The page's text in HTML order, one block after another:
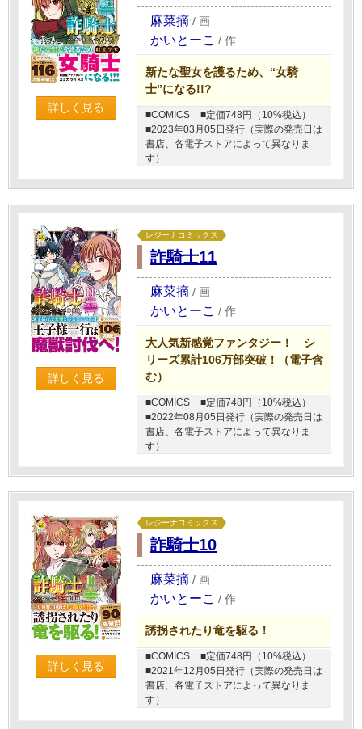
詳しく見る
麻菜摘 / 画
かいとーこ / 作
新たな聖女を護るため、“女騎
士”になる!!?
■COMICS
■定価748円（10%税込）
■2023年03月05日発行（実際の発売日は
書店、各電子ストアによって異なりま
す）
詳しく見る
レジーナコミックス
詐騎士11
麻菜摘 / 画
かいとーこ / 作
大人気新感覚ファンタジー！ シ
リーズ累計106万部突破！（電子含
む）
■COMICS
■定価748円（10%税込）
■2022年08月05日発行（実際の発売日は
書店、各電子ストアによって異なりま
す）
詳しく見る
レジーナコミックス
詐騎士10
麻菜摘 / 画
かいとーこ / 作
誘拐されたり竜を駆る！
■COMICS
■定価748円（10%税込）
■2021年12月05日発行（実際の発売日は
書店、各電子ストアによって異なりま
す）